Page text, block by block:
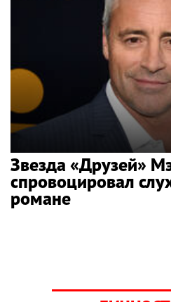
Звезда «Друзей»
спровоцировал
романе